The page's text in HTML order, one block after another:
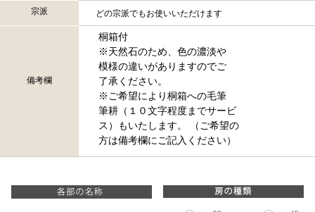
宗派 どの宗派でもお使いいただけます
備考欄
桐箱付
※天然石のため、色の濃淡や
模様の違いがありますのでご
了承ください。
※ご希望により桐箱への毛筆
筆耕（１０文字程度までサービ
ス）もいたします。 （ご希望の
方は備考欄にご記入ください）